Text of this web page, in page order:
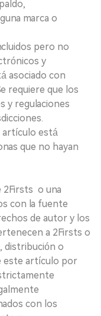
marca o
pero no
y
asociado con
requiere que los
y regulaciones
artículo está
que no hayan
2Firsts o una
con la fuente
de autor y los
a 2Firsts o
distribución o
este artículo por
con los